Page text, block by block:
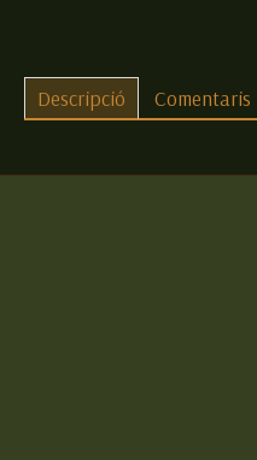
Descripció
Comentaris